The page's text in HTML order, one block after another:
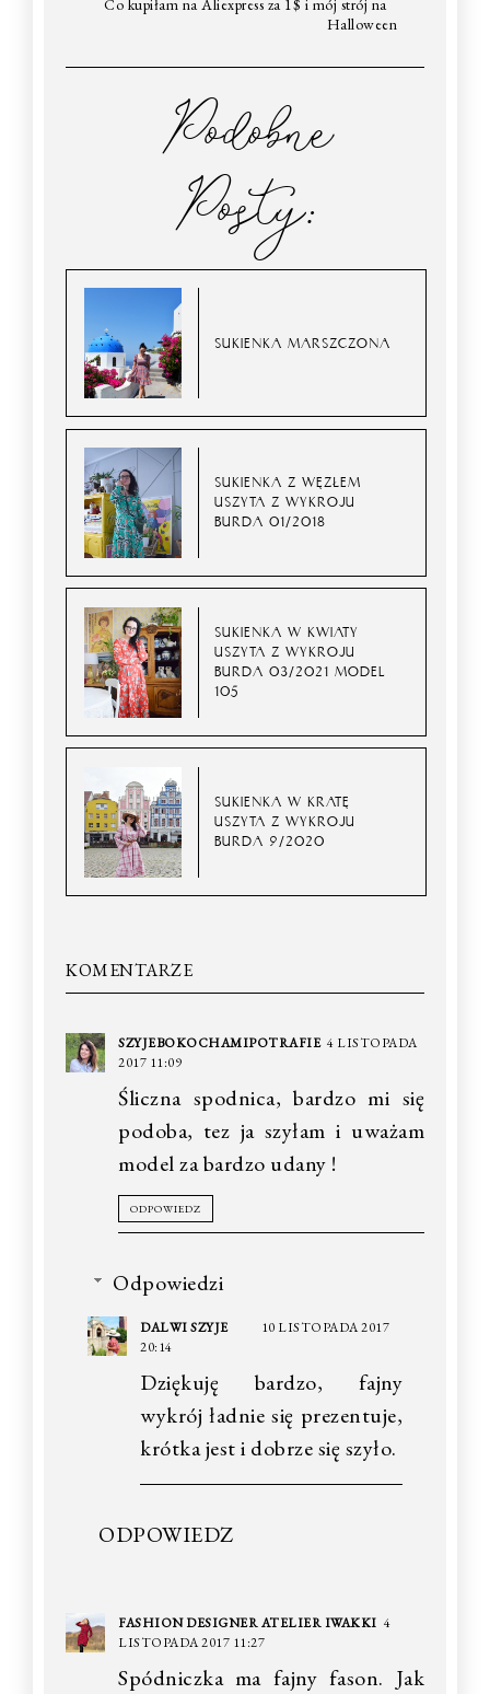
Co kupiłam na Aliexpress za 1$ i mój strój na
Halloween
Podobne
Posty:
SUKIENKA MARSZCZONA
SUKIENKA Z WĘZŁEM
USZYTA Z WYKROJU
BURDA 01/2018
SUKIENKA W KWIATY
USZYTA Z WYKROJU
BURDA 03/2021 MODEL
105
SUKIENKA W KRATĘ
USZYTA Z WYKROJU
BURDA 9/2020
KOMENTARZE
SZYJEBOKOCHAMIPOTRAFIE 4 LISTOPADA
2017 11:09
Śliczna spodnica, bardzo mi się
podoba, tez ja szyłam i uważam
model za bardzo udany !
ODPOWIEDZ
Odpowiedzi
DALWI SZYJE
10 LISTOPADA 2017
20:14
Dziękuję bardzo, fajny
wykrój ładnie się prezentuje,
krótka jest i dobrze się szyło.
ODPOWIEDZ
FASHION DESIGNER ATELIER IWAKKI 4
LISTOPADA 2017 11:27
Spódniczka ma fajny fason. Jak